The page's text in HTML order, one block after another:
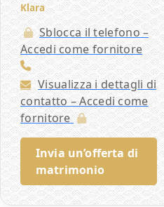
Klara
Sblocca il telefono –
Accedi come fornitore
Visualizza i dettagli di
contatto – Accedi come
fornitore
Invia un’offerta di
matrimonio